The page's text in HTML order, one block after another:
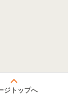
ジトップへ